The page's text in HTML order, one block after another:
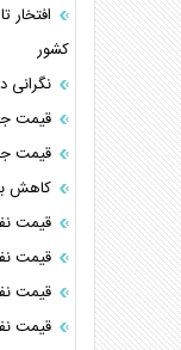
کشور
نگرانی
قیمت
قیمت
کاهش
قیمت نفت
قیمت
قیمت
قیمت